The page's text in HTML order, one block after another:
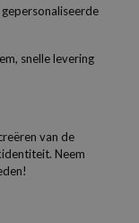
snelle levering
van de
Neem